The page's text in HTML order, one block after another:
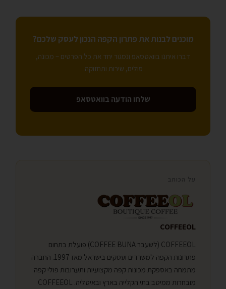
מוכנים לבנות את פתרון הקפה הנכון לעסק שלכם?
דברו איתנו בוואטסאפ ונסגור יחד את כל הפרטים – מכונה,
פולים, שירות ותחזוקה.
שלחו הודעה בוואטסאפ
על הכותב
COFFEEOL
COFFEEOL (לשעבר COFFEE BUNA) פועלת בתחום
פתרונות הקפה למשרדים ועסקים בישראל מאז 1997. החברה
מתמחה באספקת מכונות קפה מקצועיות ותערובות פולי קפה
מובחרות ממיטב בתי הקלייה בארץ ובאיטליה. COFFEEOL